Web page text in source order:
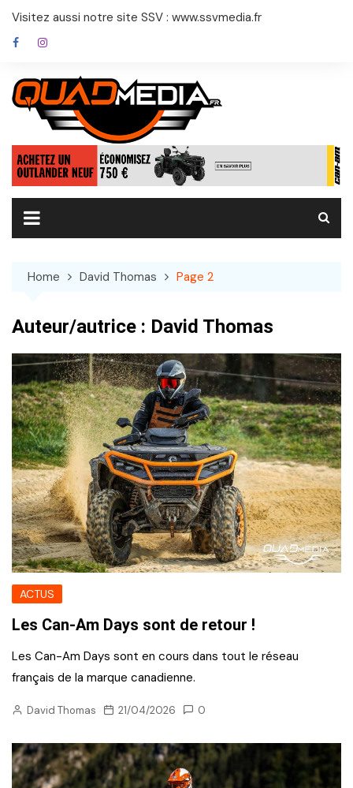
Skip
content
Visitez aussi notre site SSV : www.ssvmedia.fr
Home David Thomas Page 2
Auteur/autrice : David Thomas
ACTUS
Les Can-Am Days sont de retour !
Les Can-Am Days sont en cours dans tout le réseau
français de la marque canadienne.
David Thomas 21/04/2026 0